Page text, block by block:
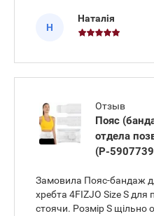
зберігається свобода
стабільна, висихає ш
Н
Наталія
Отзыв
Пояс
отдела
(P-
Замовила Пояс-бандаж
хребта 4FIZJO Size S для
стоячи. Розмір S щільно